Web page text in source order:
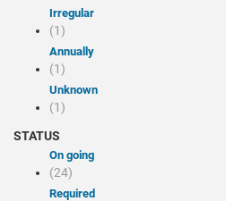
Irregular
(1)
Annually
(1)
Unknown
(1)
STATUS
On going
(24)
Required